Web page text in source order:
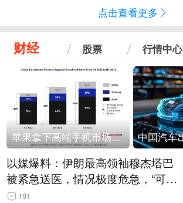
点击查看更多
财经 股票 行情中心
苹果拿下高端手机市场65%的份额：iPhone 17系列功不可没
以媒爆料：伊朗最高领袖穆杰塔巴
被紧急送医，情况极度危急，“可能
随时会死去”
191